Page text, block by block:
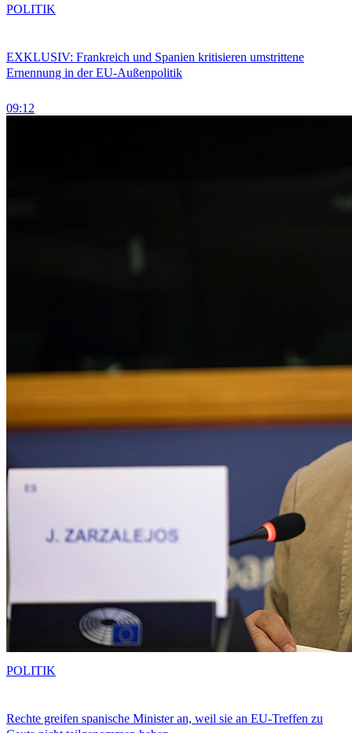
EXKLUSIV: Frankreich und Spanien kritisieren umstrittene
Ernennung in der EU-Außenpolitik
09:12
POLITIK
Rechte greifen spanische Minister an, weil sie an EU-Treffen zu
POLITIK